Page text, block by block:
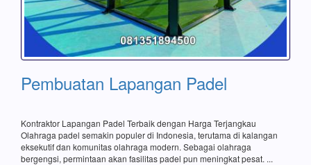
Pembuatan Lapangan Padel
Kontraktor Lapangan Padel Terbaik dengan Harga Terjangkau
Olahraga padel semakin populer di Indonesia, terutama di kalangan
eksekutif dan komunitas olahraga modern. Sebagai olahraga
bergengsi, permintaan akan fasilitas padel pun meningkat pesat. ...